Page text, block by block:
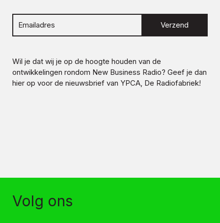
Verzend
Wil je dat wij je op de hoogte houden van de
ontwikkelingen rondom New Business Radio? Geef je dan
hier op voor de nieuwsbrief van YPCA, De Radiofabriek!
Volg ons